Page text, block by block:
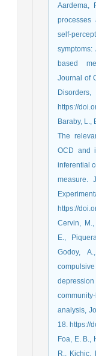
Aardema,
processes
self-
based
Journal of
https://
Baraby, L.,
The
OCD and
inferential
measure.
https://
Cervin,
E.,
Godoy,
analysis,
18. https://
Foa, E. B.,
R., Kichic,